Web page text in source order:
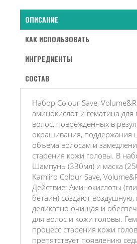
ОПИСАНИЕ
КАК ИСПОЛЬЗОВАТЬ
ИНГРЕДИЕНТЫ
СОСТАВ
Набор Colour Save,
аминокислот и гематина для
волос, поврежденных в
окрашивания, поддержания
объема волосам и
старения кожи головы. В
Шампунь (330мл) и маска
Kamiiro Colour Save,
Действие: Аминокислоты
бетаин) создают воздушную,
деликатно очищая и
для волос и кожи головы.
процесс старения кожи
препятствует появлению